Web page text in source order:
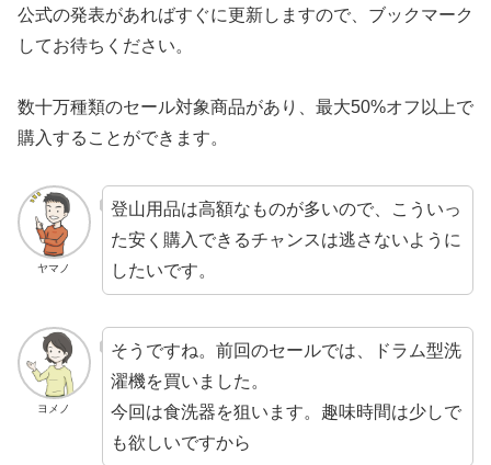
公式の発表があればすぐに更新しますので、ブックマーク
してお待ちください。
数十万種類のセール対象商品があり、最大50%オフ以上で
購入することができます。
ヤマノ
登山用品は高額なものが多いので、こういっ
た安く購入できるチャンスは逃さないように
したいです。
ヨメノ
そうですね。前回のセールでは、ドラム型洗
濯機を買いました。
今回は食洗器を狙います。趣味時間は少しで
も欲しいですから